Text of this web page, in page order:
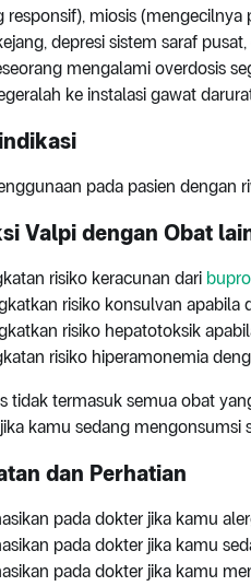
responsif), miosis
depresi sistem saraf
mengalami overdosis
ke instalasi gawat
pada pasien dengan
Valpi dengan Obat
risiko keracunan dari
risiko konsulvan
risiko hepatotoksik
risiko hiperamonemia
tidak termasuk semua obat
kamu sedang mengonsumsi
dan Perhatian
pada dokter jika kamu
pada dokter jika kamu
pada dokter jika kamu